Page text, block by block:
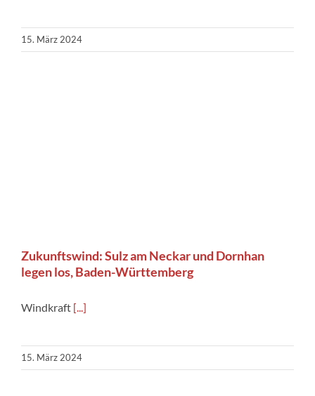
15. März 2024
Zukunftswind: Sulz am Neckar und Dornhan
legen los, Baden-Württemberg
Windkraft [...]
15. März 2024